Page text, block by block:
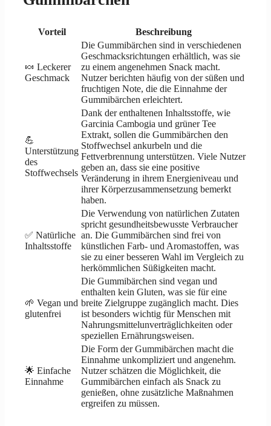
Vorteil Beschreibung
🍬 Leckerer
Geschmack
Die Gummibärchen sind in verschiedenen
Geschmacksrichtungen erhältlich, was sie
zu einem angenehmen Snack macht.
Nutzer berichten häufig von der süßen und
fruchtigen Note, die die Einnahme der
Gummibärchen erleichtert.
💪
Unterstützung
des
Stoffwechsels
Dank der enthaltenen Inhaltsstoffe, wie
Garcinia Cambogia und grüner Tee
Extrakt, sollen die Gummibärchen den
Stoffwechsel ankurbeln und die
Fettverbrennung unterstützen. Viele Nutzer
geben an, dass sie eine positive
Veränderung in ihrem Energieniveau und
ihrer Körperzusammensetzung bemerkt
haben.
✅ Natürliche
Inhaltsstoffe
Die Verwendung von natürlichen Zutaten
spricht gesundheitsbewusste Verbraucher
an. Die Gummibärchen sind frei von
künstlichen Farb- und Aromastoffen, was
sie zu einer besseren Wahl im Vergleich zu
herkömmlichen Süßigkeiten macht.
🌱 Vegan und
glutenfrei
Die Gummibärchen sind vegan und
enthalten kein Gluten, was sie für eine
breite Zielgruppe zugänglich macht. Dies
ist besonders wichtig für Menschen mit
Nahrungsmittelunverträglichkeiten oder
speziellen Ernährungsweisen.
🌟 Einfache
Einnahme
Die Form der Gummibärchen macht die
Einnahme unkompliziert und angenehm.
Nutzer schätzen die Möglichkeit, die
Gummibärchen einfach als Snack zu
genießen, ohne zusätzliche Maßnahmen
ergreifen zu müssen.